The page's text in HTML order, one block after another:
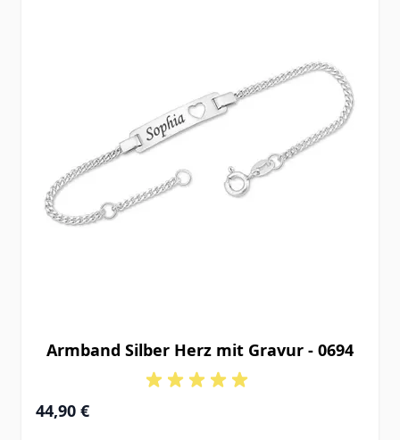
Armband Silber Herz mit Gravur - 0694
Ab
44,90 €